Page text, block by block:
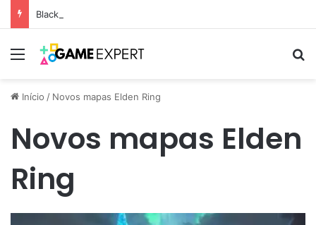
Black Friday: descontos incríveis em eletrônicos
Menu
Início / Novos mapas Elden Ring
Novos mapas Elden
Ring